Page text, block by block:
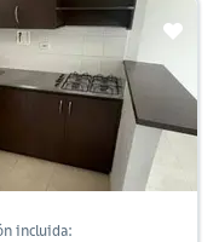
incluida: